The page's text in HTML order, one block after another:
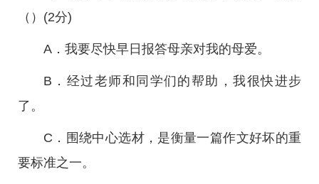
（）(2分)
A．我要尽快早日报答母亲对我的母爱。
B．经过老师和同学们的帮助，我很快进步
了。
C．围绕中心选材，是衡量一篇作文好坏的重
要标准之一。